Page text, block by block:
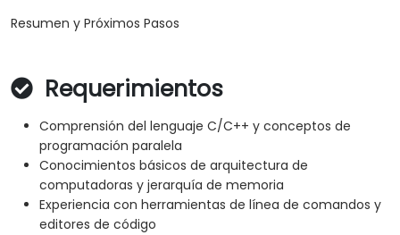
Resumen y Próximos Pasos
Requerimientos
Comprensión del lenguaje C/C++ y conceptos de
programación paralela
Conocimientos básicos de arquitectura de
computadoras y jerarquía de memoria
Experiencia con herramientas de línea de comandos y
editores de código